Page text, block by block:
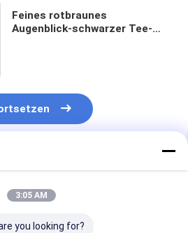
Feines rotbraunes
Augenblick-schwarzer Tee-
3:05 AM
you looking for?